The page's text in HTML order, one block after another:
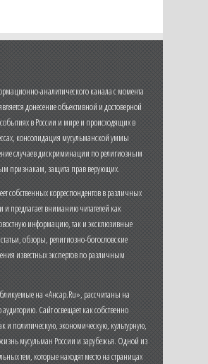
аналитического канала с момента
донесение объективной и достоверной
в России и мире и происходящих в
консолидация мусульманской уммы
случаев дискриминации по религиозным
признакам, защита прав верующих.
собственных корреспондентов в различных
и предлагает вниманию читателей как
информацию, так и эксклюзивные
обзоры, религиозно-богословские
известных экспертов по различным
на «Ансар.Ru», рассчитаны на
Сайт освещает как собственно
и политическую, экономическую, культурную,
мусульман России и зарубежья. Одной из
тем, которые находят место на страницах